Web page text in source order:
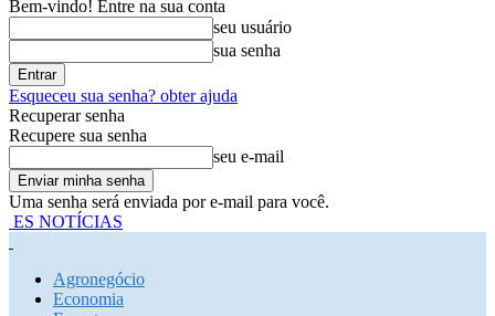
Bem-vindo! Entre na sua conta
seu usuário
sua senha
Esqueceu sua senha? obter ajuda
Recuperar senha
Recupere sua senha
seu e-mail
Uma senha será enviada por e-mail para você.
ES NOTÍCIAS
Agronegócio
Economia